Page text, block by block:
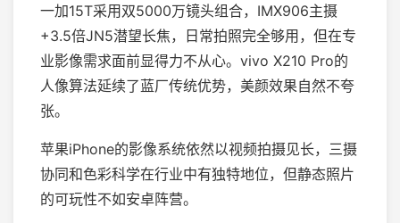
一加15T采用双5000万镜头组合，IMX906主摄
+3.5倍JN5潜望长焦，日常拍照完全够用，但在专
业影像需求面前显得力不从心。vivo X210 Pro的
人像算法延续了蓝厂传统优势，美颜效果自然不夸
张。
苹果iPhone的影像系统依然以视频拍摄见长，三摄
协同和色彩科学在行业中有独特地位，但静态照片
的可玩性不如安卓阵营。